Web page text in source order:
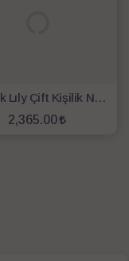
Özdilek Lıly Çift Kişilik Nevresim Takımı Lila Beyaz
2,365.00